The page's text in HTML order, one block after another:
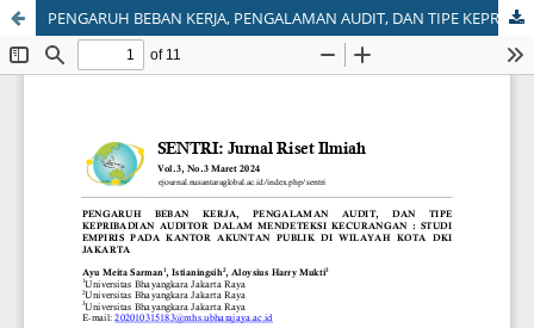
PENGARUH BEBAN KERJA, PENGALAMAN AUDIT, DAN TIPE KEPRIBADIAN AUDITOR DALAM MENDETEKSI KECURANGAN : STUDI EMPIRIS PADA KANTOR AKUNTAN PUBLIK DI WILAYAH KOTA DKI JAKARTA